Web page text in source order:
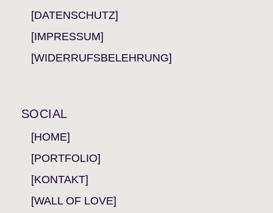
[DATENSCHUTZ]
[IMPRESSUM]
[WIDERRUFSBELEHRUNG]
SOCIAL
[HOME]
[PORTFOLIO]
[KONTAKT]
[WALL OF LOVE]